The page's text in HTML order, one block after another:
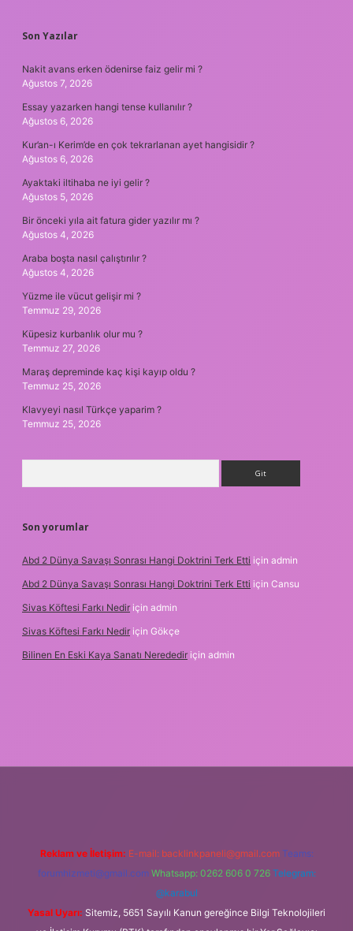
Son Yazılar
Nakit avans erken ödenirse faiz gelir mi ?
Ağustos 7, 2026
Essay yazarken hangi tense kullanılır ?
Ağustos 6, 2026
Kur’an-ı Kerim’de en çok tekrarlanan ayet hangisidir ?
Ağustos 6, 2026
Ayaktaki iltihaba ne iyi gelir ?
Ağustos 5, 2026
Bir önceki yıla ait fatura gider yazılır mı ?
Ağustos 4, 2026
Araba boşta nasıl çalıştırılır ?
Ağustos 4, 2026
Yüzme ile vücut gelişir mi ?
Temmuz 29, 2026
Küpesiz kurbanlık olur mu ?
Temmuz 27, 2026
Maraş depreminde kaç kişi kayıp oldu ?
Temmuz 25, 2026
Klavyeyi nasıl Türkçe yaparim ?
Temmuz 25, 2026
Son yorumlar
Abd 2 Dünya Savaşı Sonrası Hangi Doktrini Terk Etti için admin
Abd 2 Dünya Savaşı Sonrası Hangi Doktrini Terk Etti için Cansu
Sivas Köftesi Farkı Nedir için admin
Sivas Köftesi Farkı Nedir için Gökçe
Bilinen En Eski Kaya Sanatı Nerededir için admin
Reklam ve İletişim: E-mail: backlinkpaneli@gmail.com Teams:
forumhizmeti@gmail.com Whatsapp: 0262 606 0 726 Telegram:
@karabul
Yasal Uyarı: Sitemiz, 5651 Sayılı Kanun gereğince Bilgi Teknolojileri